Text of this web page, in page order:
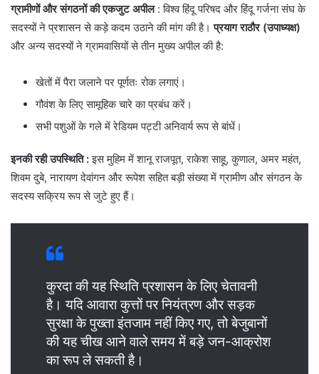
ग्रामीणों और संगठनों की एकजुट अपील: विश्व हिंदू परिषद और हिंदू गर्जना संघ के
सदस्यों ने प्रशासन से कड़े कदम उठाने की मांग की है।प्रयाग राठौर (उपाध्यक्ष)
और अन्य सदस्यों ने ग्रामवासियों से तीन मुख्य अपील की है:
​खेतों में पैरा जलाने पर पूर्णतः रोक लगाएं।
​गौवंश के लिए सामूहिक चारे का प्रबंध करें।
​सभी पशुओं के गले में रेडियम पट्टी अनिवार्य रूप से बांधें।
इनकी रही उपस्थिति :इस मुहिम में शानू राजपूत, राकेश साहू, कुणाल, अमर महंत,
शिवम दुबे, नारायण देवांगन और रूपेश सहित बड़ी संख्या में ग्रामीण और संगठन के
सदस्य सक्रिय रूप से जुटे हुए हैं।
कुरदा की यह स्थिति प्रशासन के लिए चेतावनी
है। यदि आवारा कुत्तों पर नियंत्रण और सड़क
सुरक्षा के पुख्ता इंतजाम नहीं किए गए, तो बेजुबानों
की यह चीख आने वाले समय में बड़े जन-आक्रोश
का रूप ले सकती है।